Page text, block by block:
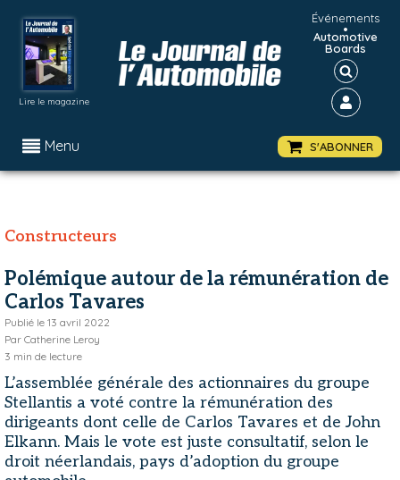
Lire le magazine
Événements
•
Automotive
Boards
Menu S'ABONNER
Constructeurs
Polémique autour de la rémunération de
Carlos Tavares
Publié le 13 avril 2022
Par Catherine Leroy
3 min de lecture
L’assemblée générale des actionnaires du groupe
Stellantis a voté contre la rémunération des
dirigeants dont celle de Carlos Tavares et de John
Elkann. Mais le vote est juste consultatif, selon le
droit néerlandais, pays d’adoption du groupe